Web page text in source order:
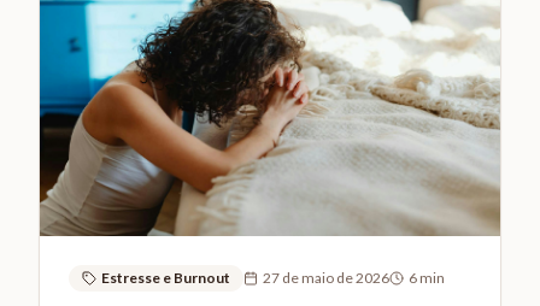
Estresse e Burnout 27 de maio de 2026 6min